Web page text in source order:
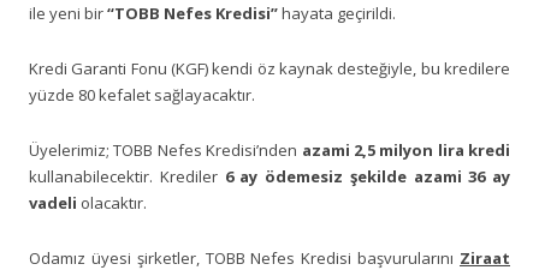
ile yeni bir“TOBB Nefes Kredisi”hayata geçirildi.
Kredi Garanti Fonu (KGF) kendi öz kaynak desteğiyle, bu kredilere
yüzde 80 kefalet sağlayacaktır.
Üyelerimiz; TOBB Nefes Kredisi’nden azami 2,5 milyon lira kredi
kullanabilecektir. Krediler 6 ay ödemesiz şekilde azami 36 ay
vadeli olacaktır.
Odamız üyesi şirketler, TOBB Nefes Kredisi başvurularını Ziraat